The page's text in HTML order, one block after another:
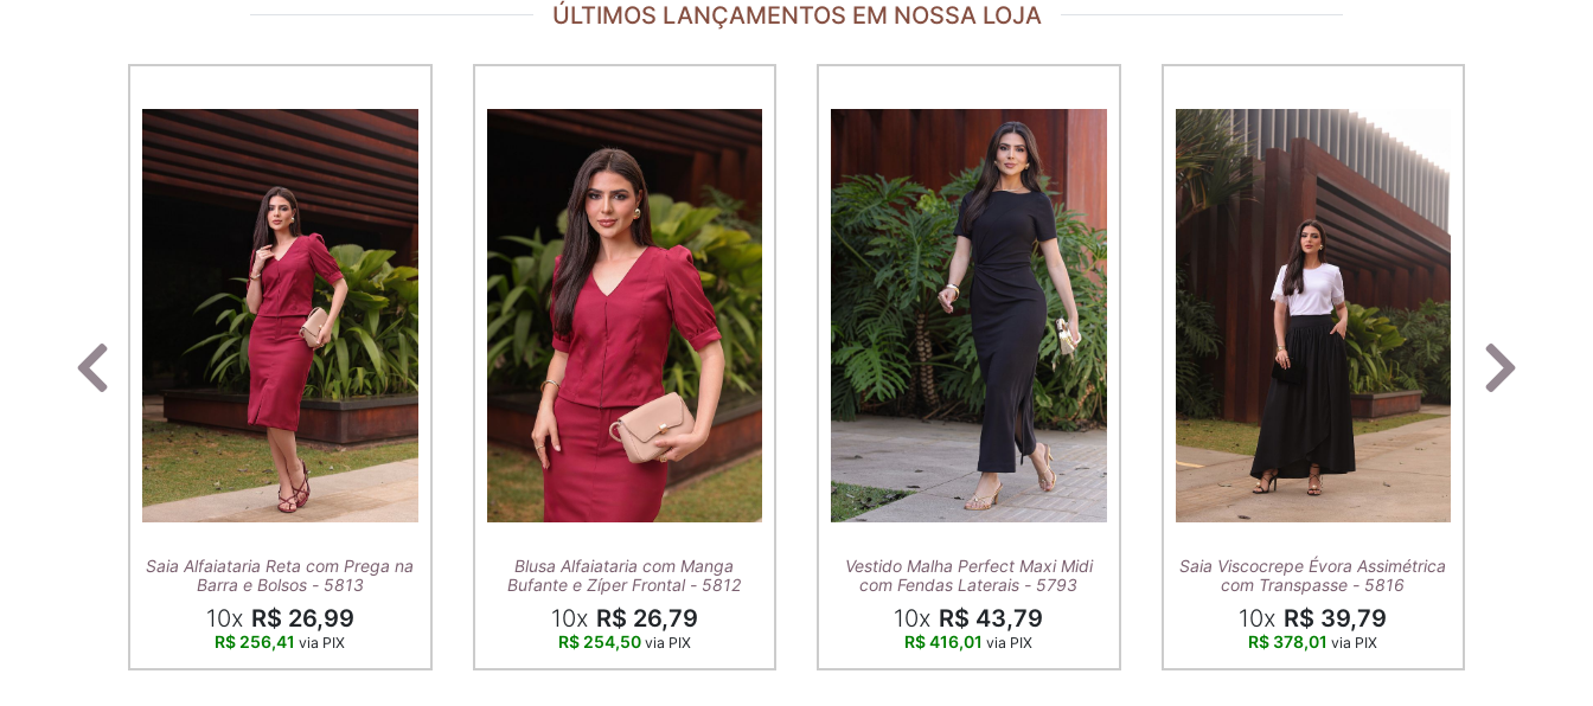
ÚLTIMOS LANÇAMENTOS EM NOSSA LOJA
Saia Alfaiataria Reta com Prega na
Barra e Bolsos - 5813
10x R$ 26,99
R$ 256,41via PIX
Blusa Alfaiataria com Manga
Bufante e Zíper Frontal - 5812
10x R$ 26,79
R$ 254,50 via PIX
Vestido Malha Perfect Maxi Midi
com Fendas Laterais - 5793
10x R$ 43,79
R$ 416,01via PIX
Saia Viscocrepe Évora Assimétrica
com Transpasse - 5816
10x R$ 39,79
R$ 378,01via PIX